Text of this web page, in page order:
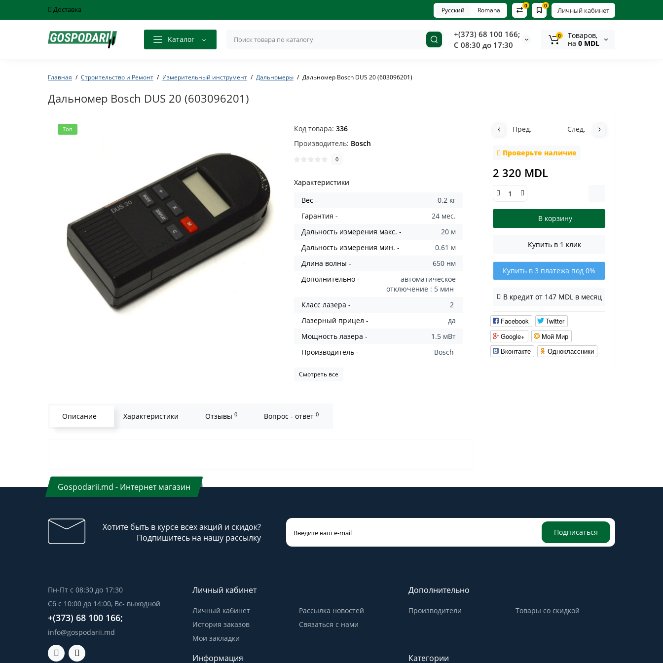
Доставка Личный кабинет
0
0
Русский Romana
Каталог
+(373) 68 100 166;
С 08:30 до 17:30
0
Tоваров,
на 0 MDL
Главная Строительство и Ремонт Измерительный инструмент Дальномеры Дальномер Bosch DUS 20 (603096201)
Дальномер Bosch DUS 20 (603096201)
Топ Код товара:336
Производитель: Bosch
0
Характеристики
Вес -
0.2 кг
Гарантия -
24 мес.
Дальность измерения макс. -
20 м
Дальность измерения мин. -
0.61 м
Длина волны -
650 нм
Дополнительно -
автоматическое
отключение : 5 мин
Класс лазера -
2
Лазерный прицел -
да
Мощность лазера -
1.5 мВт
Производитель -
Bosch
Смотреть все
Пред. След.
Проверьте наличие
2 320 MDL
В корзину
Купить в 1 клик
Купить в 3 платежа под 0%
В кредит от 147 MDL в месяц
Facebook
Twitter
Google+
Мой Мир
Вконтакте
Одноклассники
Описание Характеристики Отзывы 0 Вопрос - ответ 0
Gospodarii.md - Интернет магазин
Хотите быть в курсе всех акций и скидок?
Подпишитесь на нашу рассылку
Подписаться
Пн-Пт с 08:30 до 17:30
Сб с 10:00 до 14:00, Вс- выходной
+(373) 68 100 166;
info@gospodarii.md
Личный кабинет
Личный кабинет
История заказов
Мои закладки
Рассылка новостей
Связаться с нами
Дополнительно
Производители Товары со скидкой
Информация Категории